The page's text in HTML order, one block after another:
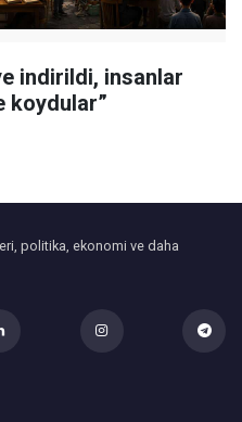
indirildi, insanlar
koydular”
politika, ekonomi ve daha